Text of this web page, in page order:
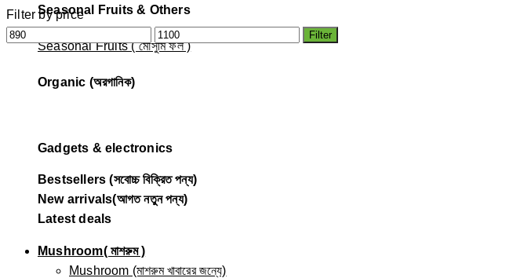
Seasonal Fruits & Others
Seasonal Fruits ( মৌসুমি ফল )
Organic (অরগানিক)
Gadgets & electronics
Bestsellers (সবোচ্চ বিক্রিত পন্য)
New arrivals(আগত নতুন পন্য)
Latest deals
Mushroom( মাশরুম )
Mushroom (মাশরুম খাবারের জন্যে)
Filter by price
Min
Max
price
Filter